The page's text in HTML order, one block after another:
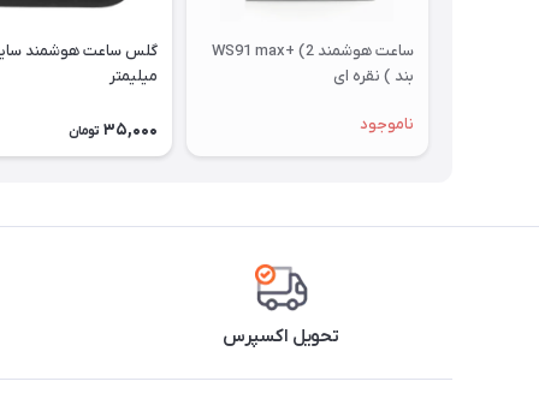
ساعت هوشمند WS91 max+ (2
بند ) نقره ای
ناموجود
میلیمتر
35,000 تومان
تحویل اکسپرس